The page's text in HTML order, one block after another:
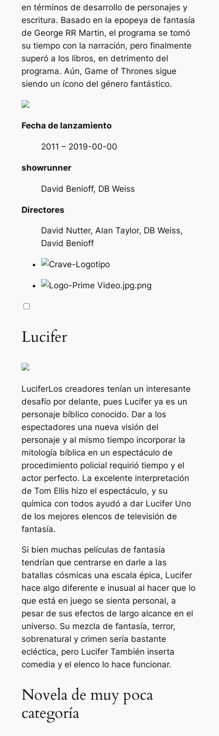
en términos de desarrollo de personajes y
escritura. Basado en la epopeya de fantasía
de George RR Martin, el programa se tomó
su tiempo con la narración, pero finalmente
superó a los libros, en detrimento del
programa. Aún, Game of Thrones sigue
siendo un ícono del género fantástico.
Fecha de lanzamiento
2011 – 2019-00-00
showrunner
David Benioff, DB Weiss
Directores
David Nutter, Alan Taylor, DB Weiss,
David Benioff
Lucifer
LuciferLos creadores tenían un interesante
desafío por delante, pues Lucifer ya es un
personaje bíblico conocido. Dar a los
espectadores una nueva visión del
personaje y al mismo tiempo incorporar la
mitología bíblica en un espectáculo de
procedimiento policial requirió tiempo y el
actor perfecto. La excelente interpretación
de Tom Ellis hizo el espectáculo, y su
química con todos ayudó a dar LuciferUno
de los mejores elencos de televisión de
fantasía.
Si bien muchas películas de fantasía
tendrían que centrarse en darle a las
batallas cósmicas una escala épica, Lucifer
hace algo diferente e inusual al hacer que lo
que está en juego se sienta personal, a
pesar de sus efectos de largo alcance en el
universo. Su mezcla de fantasía, terror,
sobrenatural y crimen sería bastante
ecléctica, pero LuciferTambién inserta
comedia y el elenco lo hace funcionar.
Novela de muy poca
categoría